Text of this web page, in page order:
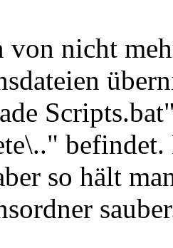
von nicht
so hält